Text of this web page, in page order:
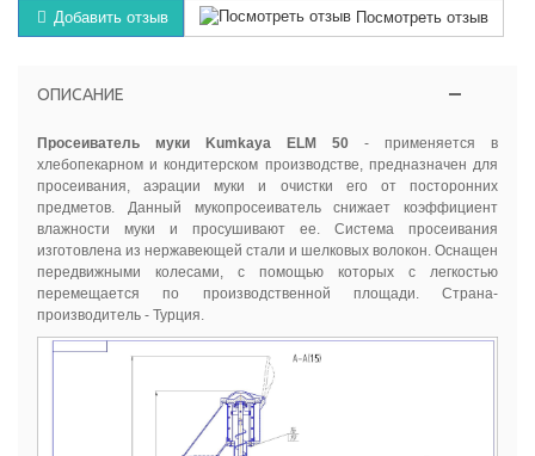
Добавить отзыв Посмотреть отзыв
ОПИСАНИЕ
Просеиватель муки Kumkaya ELM 50
- применяется в
хлебопекарном и кондитерском производстве, предназначен для
просеивания, аэрации муки и очистки его от
посторонних
предметов.
Данный мукопросеиватель снижает
коэффициент
влажности
муки и просушивают ее. Система
просеивания
изготовлена из нержавеющей стали и шелковых волокон. Оснащен
передвижными
колесами, с помощью которых с
легкостью
перемещается
по производственной площади. Страна-
производитель - Турция.